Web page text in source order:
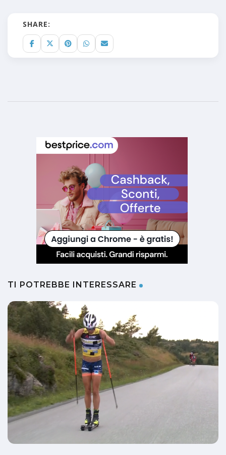
SHARE:
TI POTREBBE INTERESSARE